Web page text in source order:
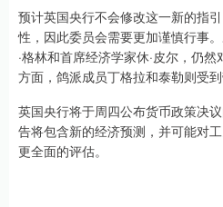
预计英国央行不会修改这一新的指
性，因此委员会需要更加谨慎行事
·格林和首席经济学家休·皮尔，仍
方面，鸽派成员丁格拉和泰勒则受到
英国央行将于周四公布货币政策决
告将包含新的经济预测，并可能对
更全面的评估。